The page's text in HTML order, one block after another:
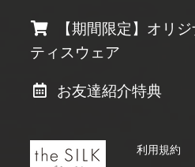
【期間限定】オリ
ティスウェア
お友達紹介特典
利用規約